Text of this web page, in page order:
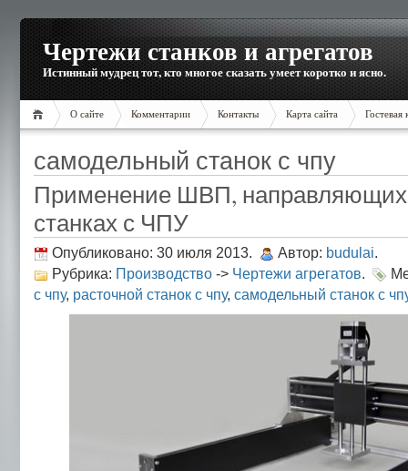
Чертежи станков и агрегатов
Истинный мудрец тот, кто многое сказать умеет коротко и ясно.
О сайте Комментарии Контакты Карта сайта Гостевая
самодельный станок с чпу
Применение ШВП, направляющих,
станках с ЧПУ
Опубликовано: 30 июля 2013. Автор: budulai.
Рубрика: Производство -> Чертежи агрегатов.
с чпу, расточной станок с чпу, самодельный станок с